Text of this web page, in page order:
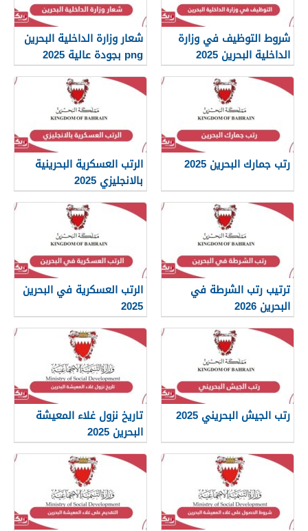
شروط التوظيف في وزارة
الداخلية البحرين 2025
شعار وزارة الداخلية البحرين
png بجودة عالية 2025
رتب جمارك البحرين 2025
الرتب العسكرية البحرينية
بالانجليزي 2025
ترتيب رتب الشرطة في
البحرين 2026
الرتب العسكرية في البحرين
2025
رتب الجيش البحريني 2025
تاريخ نزول غلاء المعيشة
البحرين 2025